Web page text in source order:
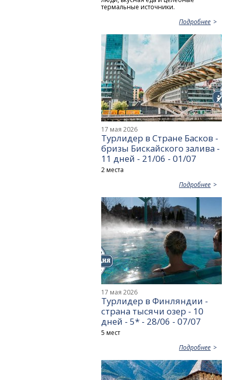
термальные источники.
Подробнее
17 мая 2026
Турлидер в Стране Басков -
бризы Бискайского залива -
11 дней - 21/06 - 01/07
2 места
Подробнее
17 мая 2026
Турлидер в Финляндии -
страна тысячи озер - 10
дней - 5* - 28/06 - 07/07
5 мест
Подробнее